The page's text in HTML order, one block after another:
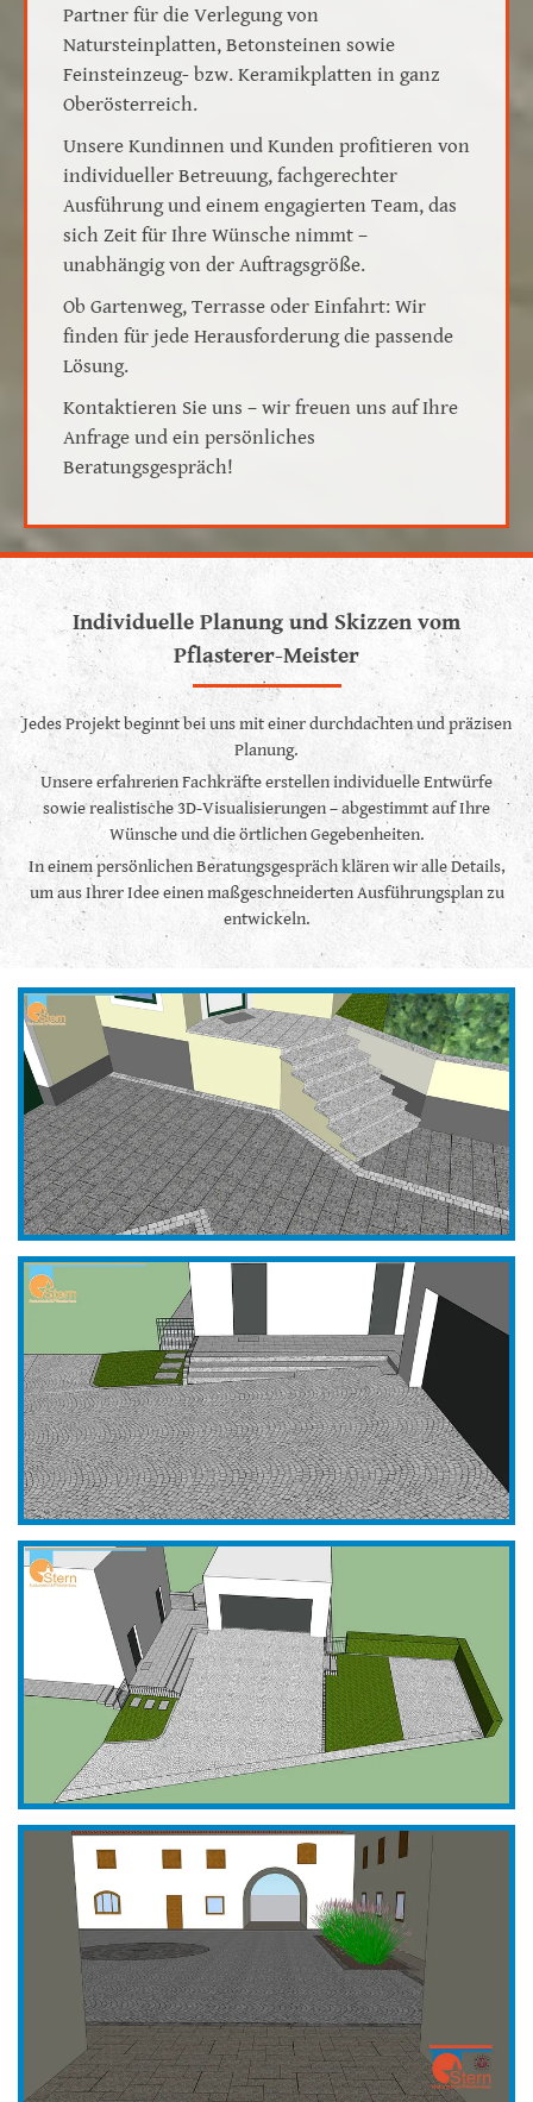
Partner für die Verlegung von
Natursteinplatten, Betonsteinen sowie
Feinsteinzeug- bzw. Keramikplatten in ganz
Oberösterreich.
Unsere Kundinnen und Kunden profitieren von
individueller Betreuung, fachgerechter
Ausführung und einem engagierten Team, das
sich Zeit für Ihre Wünsche nimmt –
unabhängig von der Auftragsgröße.
Ob Gartenweg, Terrasse oder Einfahrt: Wir
finden für jede Herausforderung die passende
Lösung.
Kontaktieren Sie uns – wir freuen uns auf Ihre
Anfrage und ein persönliches
Beratungsgespräch!
Individuelle Planung und Skizzen vom
Pflasterer-Meister
Jedes Projekt beginnt bei uns mit einer durchdachten und präzisen
Planung.
Unsere erfahrenen Fachkräfte erstellen individuelle Entwürfe
sowie realistische 3D-Visualisierungen – abgestimmt auf Ihre
Wünsche und die örtlichen Gegebenheiten.
In einem persönlichen Beratungsgespräch klären wir alle Details,
um aus Ihrer Idee einen maßgeschneiderten Ausführungsplan zu
entwickeln.